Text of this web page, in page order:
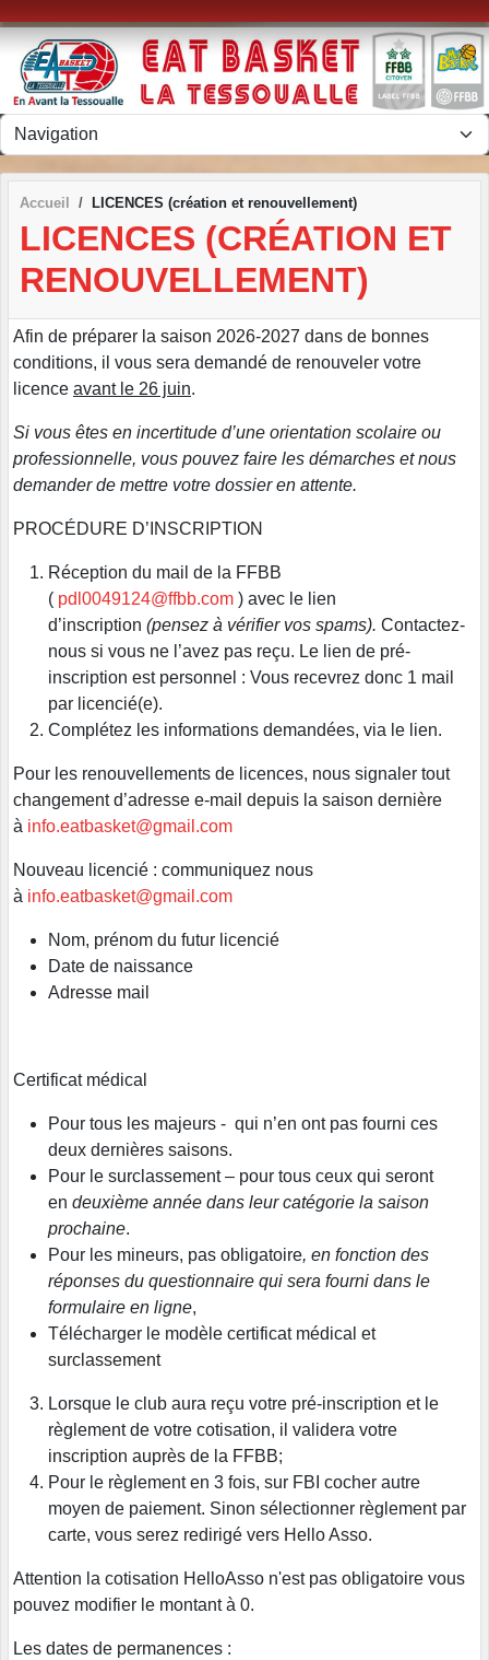
Accueil LICENCES (création et renouvellement)
LICENCES (CRÉATION ET
RENOUVELLEMENT)
Afin de préparer la saison 2026-2027 dans de bonnes
conditions, il vous sera demandé de renouveler votre
licence avant le 26 juin.
Si vous êtes en incertitude d’une orientation scolaire ou
professionnelle, vous pouvez faire les démarches et nous
demander de mettre votre dossier en attente.
PROCÉDURE D’INSCRIPTION
Réception du mail de la FFBB
( pdl0049124@ffbb.com ) avec le lien
d’inscription (pensez à vérifier vos spams). Contactez-
nous si vous ne l’avez pas reçu. Le lien de pré-
inscription est personnel : Vous recevrez donc 1 mail
par licencié(e).
Complétez les informations demandées, via le lien.
Pour les renouvellements de licences, nous signaler tout
changement d’adresse e-mail depuis la saison dernière
à info.eatbasket@gmail.com
Nouveau licencié : communiquez nous
à info.eatbasket@gmail.com
Nom, prénom du futur licencié
Date de naissance
Adresse mail
Certificat médical
Pour tous les majeurs - qui n’en ont pas fourni ces
deux dernières saisons.
Pour le surclassement – pour tous ceux qui seront
en deuxième année dans leur catégorie la saison
prochaine.
Pour les mineurs, pas obligatoire, en fonction des
réponses du questionnaire qui sera fourni dans le
formulaire en ligne,
Télécharger le modèle certificat médical et
surclassement
Lorsque le club aura reçu votre pré-inscription et le
règlement de votre cotisation, il validera votre
inscription auprès de la FFBB;
Pour le règlement en 3 fois, sur FBI cocher autre
moyen de paiement. Sinon sélectionner règlement par
carte, vous serez redirigé vers Hello Asso.
Attention la cotisation HelloAsso n'est pas obligatoire vous
pouvez modifier le montant à 0.
Les dates de permanences :